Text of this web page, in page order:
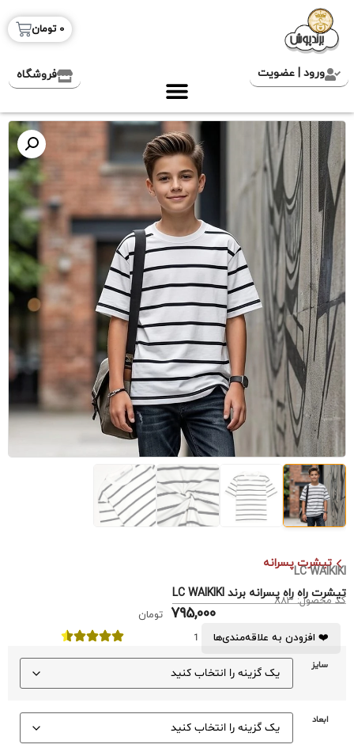
0 تومان
ورود | عضویت فروشگاه
تیشرت پسرانه
LC WAIKIKI
تیشرت راه راه پسرانه برند LC WAIKIKI
کد محصول: 883
795,000
تومان
❤️ افزودن به علاقه‌مندی‌ها
1
سایز
ابعاد